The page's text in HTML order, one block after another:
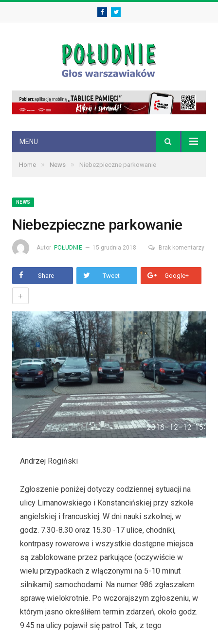
FacebookTwitter
MENU
Home » News » Niebezpieczne parkowanie
NEWS
Niebezpieczne parkowanie
Autor POŁUDNIE 15 grudnia 2018 Brak komentarzy
Share Tweet Google+
+
Andrzej Rogiński
Zgłoszenie poniżej dotyczy codziennej sytuacji na
ulicy Limanowskiego i Konstancińskiej przy szkole
angielskiej i francuskiej. W dni nauki szkolnej, w
godz. 7.30-8.30 oraz 15.30 -17 ulice, chodniki,
kontrpasy rowerowe i wszystkie dostępne miejsca
są zablokowane przez parkujące (oczywiście w
wielu przypadkach z włączonymi na 5-10 minut
silnikami) samochodami. Na numer 986 zgłaszałem
sprawę wielokrotnie. Po wczorajszym zgłoszeniu, w
którym jasno określiłem termin zdarzeń, około godz.
9.45 na ulicy pojawił się patrol. Tak, z tego